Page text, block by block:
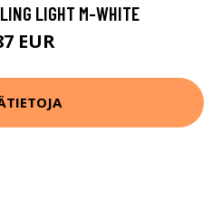
LIGHT M-WHITE
EUR